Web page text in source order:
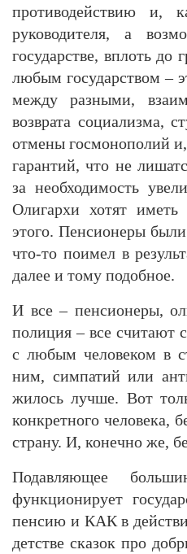
противодействию и,
руководителя, а
государстве, вплоть до
любым государством –
между разными,
возврата социализма,
отмены госмонополий
гарантий, что не
за необходимость
Олигархи хотят
этого. Пенсионеры
что-то поимел в
далее и тому подобное.
И все – пенсионеры,
полиция – все считают
с любым человеком в
ним, симпатий или
жилось лучше. Вот
конкретного человека,
страну. И, конечно же,
Подавляющее
функционирует
пенсию и КАК в
детстве сказок про